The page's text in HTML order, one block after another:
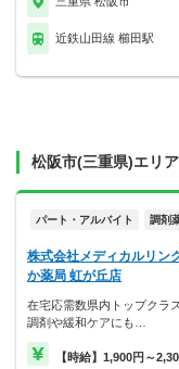
近鉄山田線 櫛田駅
松阪市(三重県)エリ
パート・アルバイト 調剤
株式会社メディカルリ
か薬局 虹が丘店
在宅応需数県内トップクラ
調剤や緩和ケアにも…
【時給】1,900円～